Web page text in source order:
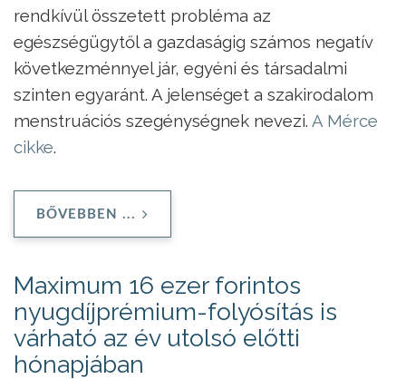
rendkívül összetett probléma az
egészségügytől a gazdaságig számos negatív
következménnyel jár, egyéni és társadalmi
szinten egyaránt. A jelenséget a szakirodalom
menstruációs szegénységnek nevezi. A Mérce
cikke.
BŐVEBBEN ...
Maximum 16 ezer forintos
nyugdíjprémium-folyósítás is
várható az év utolsó előtti
hónapjában